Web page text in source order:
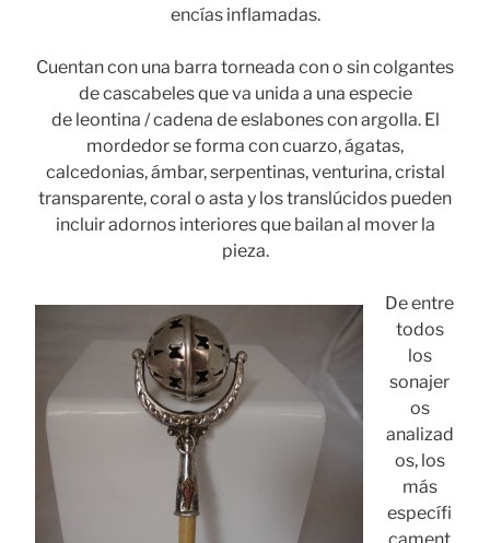
encías inflamadas.
Cuentan con una barra torneada con o sin colgantes
de cascabeles que va unida a una especie
de leontina / cadena de eslabones con argolla. El
mordedor se forma con cuarzo, ágatas,
calcedonias, ámbar, serpentinas, venturina, cristal
transparente, coral o asta y los translúcidos pueden
incluir adornos interiores que bailan al mover la
pieza.
De entre
todos
los
sonajer
os
analizad
os, los
más
específi
cament